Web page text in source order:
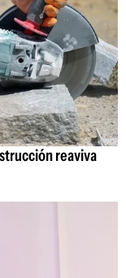
reaviva